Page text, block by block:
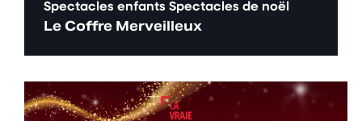
Spectacles enfants Spectacles de noël
Le Coffre Merveilleux